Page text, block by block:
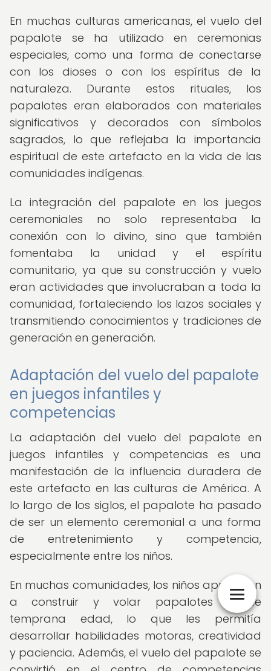
En muchas culturas americanas, el vuelo del
papalote se ha utilizado en ceremonias
especiales, como una forma de conectarse
con los dioses o con los espíritus de la
naturaleza. Durante estos rituales, los
papalotes eran elaborados con materiales
significativos y decorados con símbolos
sagrados, lo que reflejaba la importancia
espiritual de este artefacto en la vida de las
comunidades indígenas.
La integración del papalote en los juegos
ceremoniales no solo representaba la
conexión con lo divino, sino que también
fomentaba la unidad y el espíritu
comunitario, ya que su construcción y vuelo
eran actividades que involucraban a toda la
comunidad, fortaleciendo los lazos sociales y
transmitiendo conocimientos y tradiciones de
generación en generación.
Adaptación del vuelo del papalote
en juegos infantiles y
competencias
La adaptación del vuelo del papalote en
juegos infantiles y competencias es una
manifestación de la influencia duradera de
este artefacto en las culturas de América. A
lo largo de los siglos, el papalote ha pasado
de ser un elemento ceremonial a una forma
de entretenimiento y competencia,
especialmente entre los niños.
En muchas comunidades, los niños aprendían
a construir y volar papalotes desde
temprana edad, lo que les permitía
desarrollar habilidades motoras, creatividad
y paciencia. Además, el vuelo del papalote se